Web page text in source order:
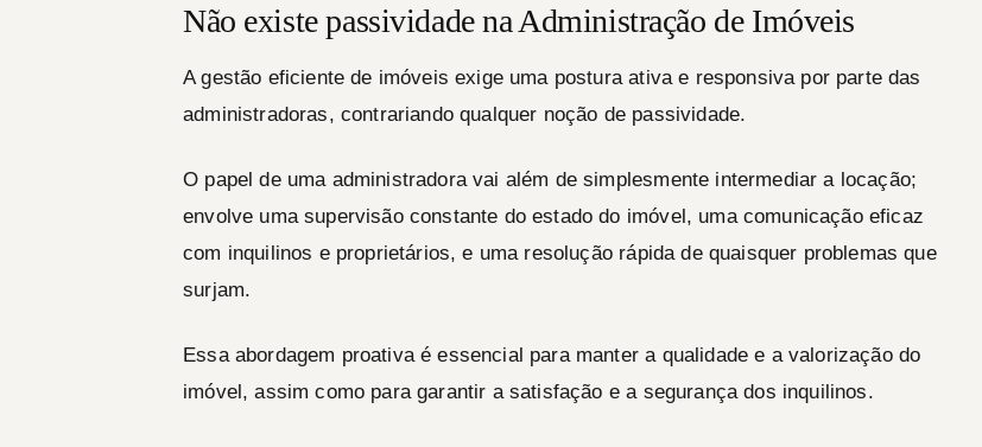
Não existe passividade na Administração de Imóveis
A gestão eficiente de imóveis exige uma postura ativa e responsiva por parte das
administradoras, contrariando qualquer noção de passividade.
O papel de uma administradora vai além de simplesmente intermediar a locação;
envolve uma supervisão constante do estado do imóvel, uma comunicação eficaz
com inquilinos e proprietários, e uma resolução rápida de quaisquer problemas que
surjam.
Essa abordagem proativa é essencial para manter a qualidade e a valorização do
imóvel, assim como para garantir a satisfação e a segurança dos inquilinos.